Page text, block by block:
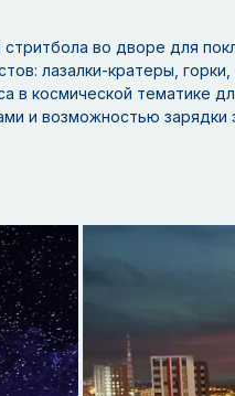
во дворе для
лазалки-кратеры, горки,
в космической тематике
и возможностью зарядки